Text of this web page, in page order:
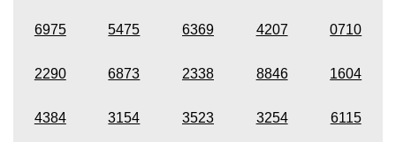
6975 5475 6369 4207 0710
2290 6873 2338 8846 1604
4384 3154 3523 3254 6115